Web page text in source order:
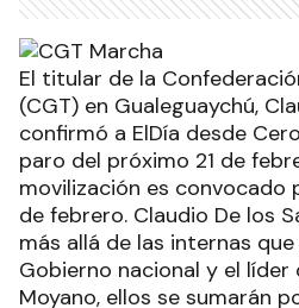
El titular de la
(CGT) en Gualeguaychú,
confirmó a ElDía desde
paro del próximo 21 de
movilización es convocado
de febrero. Claudio De los
más allá de las internas
Gobierno nacional y el líder
Moyano, ellos se sumarán